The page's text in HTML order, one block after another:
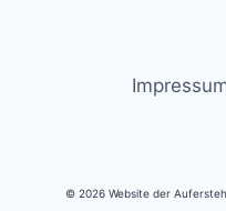
© 2026 Website der